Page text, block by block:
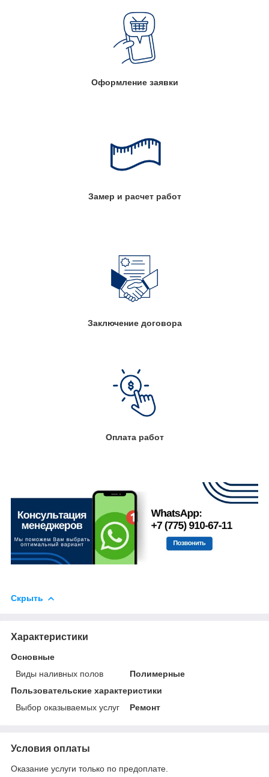
Оформление заявки
Замер и расчет работ
Заключение договора
Оплата работ
Скрыть
Характеристики
Основные
Виды наливных полов
Полимерные
Пользовательские характеристики
Выбор оказываемых услуг
Ремонт
Условия оплаты
Оказание услуги только по предоплате.